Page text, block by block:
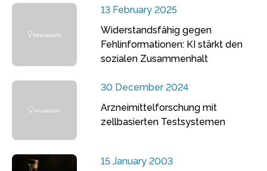
13 February 2025
Widerstandsfähig gegen
Fehlinformationen: KI stärkt den
sozialen Zusammenhalt
30 December 2024
Arzneimittelforschung mit
zellbasierten Testsystemen
15 January 2003